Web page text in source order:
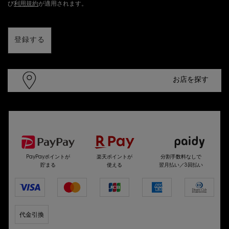
び利用規約が適用されます。
登録する
お店を探す
PayPayポイントが
貯まる
楽天ポイントが
使える
分割手数料なしで
翌月払い／3回払い
代金引換